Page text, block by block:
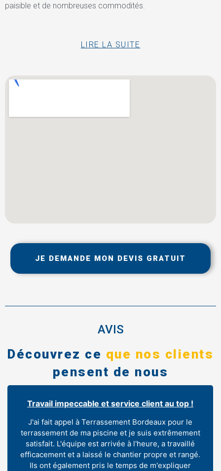
paisible et de nombreuses commodités.
LIRE LA SUITE
JE DEMANDE MON DEVIS GRATUIT
AVIS
Découvrez ce que nos clients
pensent de nous
Travail impeccable et service client au top !
J'ai fait appel à Terrassement Bordeaux pour le
terrassement de ma piscine et je suis extrêmement
satisfait. L'équipe est arrivée à l'heure, a travaillé
efficacement et a laissé le chantier propre et rangé.
Ils ont également pris le temps de m'expliquer